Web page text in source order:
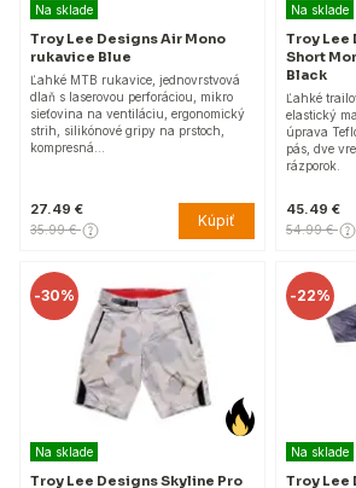
Na sklade
Troy Lee Designs Air Mono
rukavice Blue
Ľahké MTB rukavice, jednovrstvová
dlaň s laserovou perforáciou, mikro
sieťovina na ventiláciu, ergonomický
strih, silikónové gripy na prstoch,
kompresná…
27.49 €
35.99 € Kúpiť
Na sklade
Troy Lee
Short
Black
Ľahké
elastický
úprava
pás, dve
rázporok.
45.49 €
54.99 €
-30%
Na sklade
Troy Lee Designs Skyline Pro
-22%
Na sklade
Troy Lee